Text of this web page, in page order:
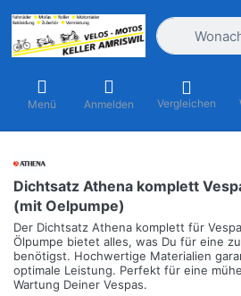
Geben Sie
Menü Anmelden Vergleichen
Dichtsatz Athena komplett
(mit Oelpumpe)
Der Dichtsatz Athena komplett für
Ölpumpe bietet alles, was Du für eine
benötigst. Hochwertige Materialien
optimale Leistung. Perfekt für eine
Wartung Deiner Vespas.